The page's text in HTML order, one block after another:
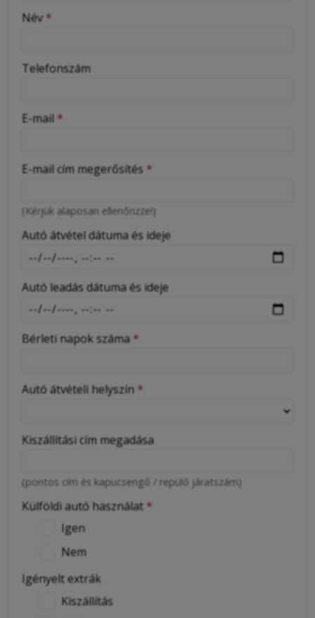
-
-
-
-
-
-
Név *
Telefonszám
E-mail *
E-mail cím megerősítés *
(Kérjük alaposan ellenőrizze!)
Autó átvétel dátuma és ideje
Autó leadás dátuma és ideje
Bérleti napok száma *
Autó átvételi helyszín *
Kiszállítási cím megadása
(pontos cím és kapucsengő / repülő járatszám)
Külföldi autó használat *
Igen
Nem
Igényelt extrák
Kiszállítás